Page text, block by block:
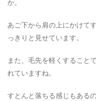
か。
あご下から肩の上にかけて
っきりと見せています。
また、毛先を軽くすること
れていますね。
すとんと落ちる感じもある